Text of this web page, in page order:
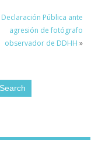
Declaración Pública ante
agresión de fotógrafo
observador de DDHH »